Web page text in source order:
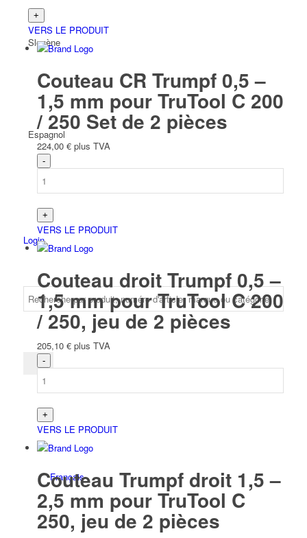
Slovène
Espagnol
Login
Français
VERS LE PRODUIT
Couteau CR Trumpf 0,5 –
1,5 mm pour TruTool C 200
/ 250 Set de 2 pièces
224,00 € plus TVA
VERS LE PRODUIT
Couteau droit Trumpf 0,5 –
1,5 mm pour TruTool C 200
/ 250, jeu de 2 pièces
205,10 € plus TVA
VERS LE PRODUIT
Couteau Trumpf droit 1,5 –
2,5 mm pour TruTool C
250, jeu de 2 pièces